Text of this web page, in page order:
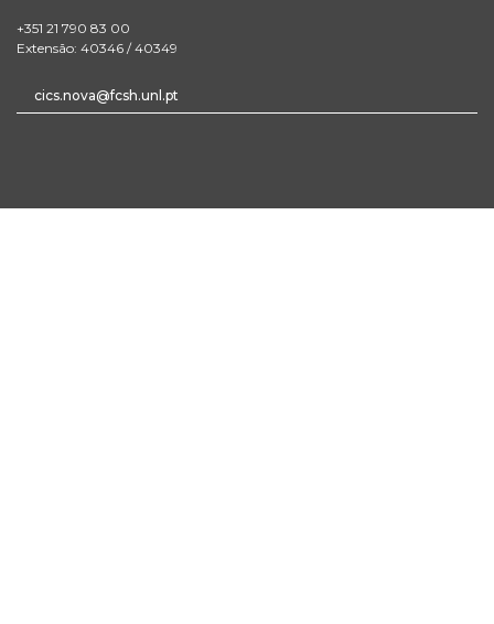
+351 21 790 83 00
Extensão: 40346 / 40349
cics.nova@fcsh.unl.pt